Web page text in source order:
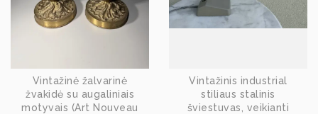
Vintažinė žalvarinė
žvakidė su augaliniais
motyvais (Art Nouveau
Vintažinis industrial
stiliaus stalinis
šviestuvas, veikianti